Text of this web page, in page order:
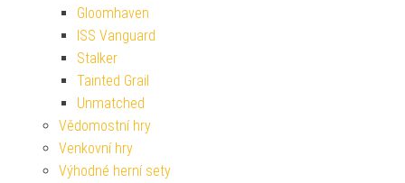
Gloomhaven
ISS Vanguard
Stalker
Tainted Grail
Unmatched
Vědomostní hry
Venkovní hry
Výhodné herní sety